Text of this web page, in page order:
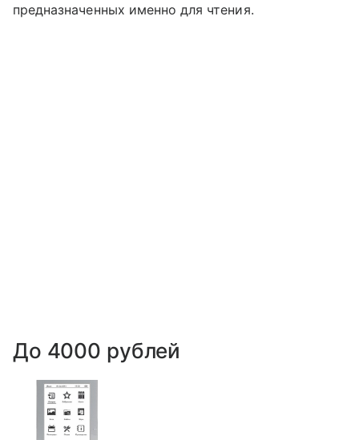
предназначенных именно для чтения.
До 4000 рублей